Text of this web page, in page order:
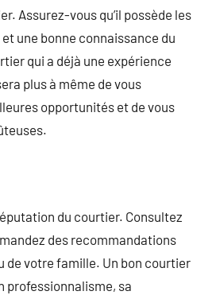
Assurez-vous qu’il possède les
une bonne connaissance du
qui a déjà une expérience
plus à même de vous
opportunités et de vous
du courtier. Consultez
des recommandations
de votre famille. Un bon courtier
professionnalisme, sa